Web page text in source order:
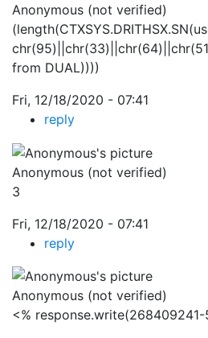
Anonymous (not verified)
from DUAL))))
Fri, 12/18/2020 - 07:41
reply
Anonymous (not verified)
3
Fri, 12/18/2020 - 07:41
reply
Anonymous (not verified)
<% response.write(268409241-